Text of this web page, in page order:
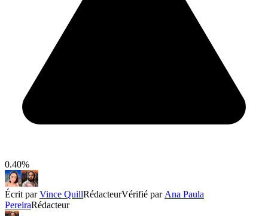
0.40%
Écrit parVince QuillRédacteurVérifié par Ana Paula
PereiraRédacteur